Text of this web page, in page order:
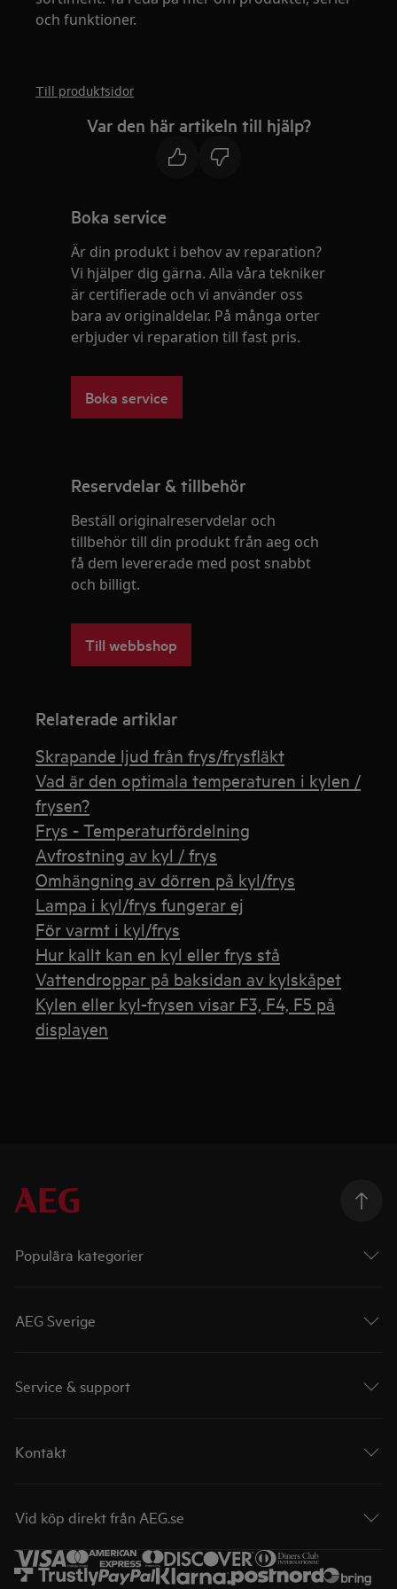
och funktioner.
Till produktsidor
Var den här artikeln till hjälp?
Boka service
Är din produkt i behov av reparation?
Vi hjälper dig gärna. Alla våra tekniker
är certifierade och vi använder oss
bara av originaldelar. På många orter
erbjuder vi reparation till fast pris.
Boka service
Reservdelar & tillbehör
Beställ originalreservdelar och
tillbehör till din produkt från aeg och
få dem levererade med post snabbt
och billigt.
Till webbshop
Relaterade artiklar
Skrapande ljud från frys/frysfläkt
Vad är den optimala temperaturen i kylen /
frysen?
Frys - Temperaturfördelning
Avfrostning av kyl / frys
Omhängning av dörren på kyl/frys
Lampa i kyl/frys fungerar ej
För varmt i kyl/frys
Hur kallt kan en kyl eller frys stå
Vattendroppar på baksidan av kylskåpet
Kylen eller kyl-frysen visar F3, F4, F5 på
displayen
Populära kategorier
AEG Sverige
Service & support
Kontakt
Vid köp direkt från AEG.se